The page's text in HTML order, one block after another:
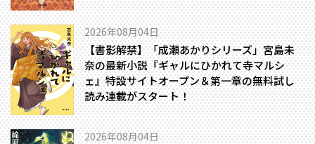
2026年08月04日
【書影解禁】「成瀬あかりシリーズ」宮島未
奈の最新小説『ギャルにひかれて寺マルシ
ェ』特設サイトオープン＆第一章の無料試し
読み連載がスタート！
2026年08月04日